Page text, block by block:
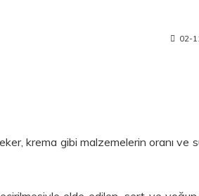
02-
krema gibi malzemelerin oranı ve